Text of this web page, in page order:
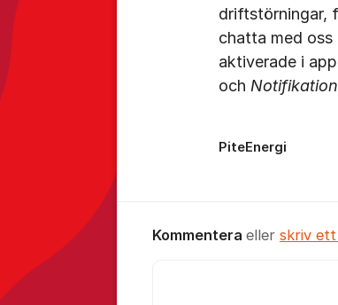
driftstörningar,
chatta med oss
aktiverade i
och
PiteEnergi
Kommentera eller skriv